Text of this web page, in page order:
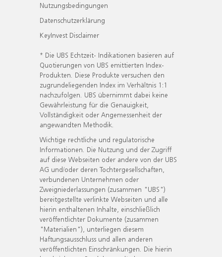
Nutzungsbedingungen
Datenschutzerklärung
KeyInvest Disclaimer
* Die UBS Echtzeit- Indikationen basieren auf
Quotierungen von UBS emittierten Index-
Produkten. Diese Produkte versuchen den
zugrundeliegenden Index im Verhältnis 1:1
nachzufolgen. UBS übernimmt dabei keine
Gewährleistung für die Genauigkeit,
Vollständigkeit oder Angemessenheit der
angewandten Methodik.
Wichtige rechtliche und regulatorische
Informationen. Die Nutzung und der Zugriff
auf diese Webseiten oder andere von der UBS
AG und/oder deren Tochtergesellschaften,
verbundenen Unternehmen oder
Zweigniederlassungen (zusammen "UBS")
bereitgestellte verlinkte Webseiten und alle
hierin enthaltenen Inhalte, einschließlich
veröffentlichter Dokumente (zusammen
"Materialien"), unterliegen diesem
Haftungsausschluss und allen anderen
veröffentlichten Einschränkungen. Die hierin